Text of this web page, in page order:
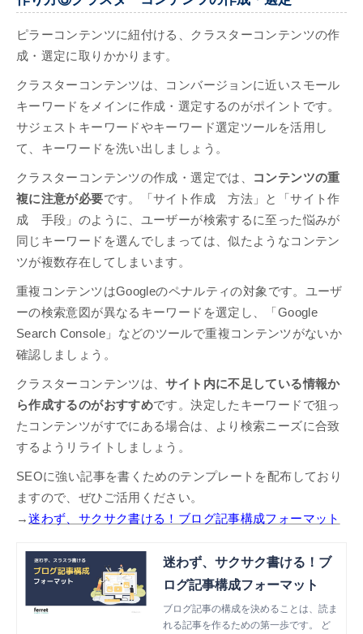
ピラーコンテンツに紐付ける、クラスターコンテンツの作
成・選定に取りかかります。
クラスターコンテンツは、コンバージョンに近いスモール
キーワードをメインに作成・選定するのがポイントです。
サジェストキーワードやキーワード選定ツールを活用し
て、キーワードを洗い出しましょう。
クラスターコンテンツの作成・選定では、
コンテンツの重
複に注意が必要です。「サイト作成 方法」と「サイト作
成 手段」のように、ユーザーが検索するに至った悩みが
同じキーワードを選んでしまっては、似たようなコンテン
ツが複数存在してしまいます。
重複コンテンツはGoogleのペナルティの対象です。ユーザ
ーの検索意図が異なるキーワードを選定し、「Google
Search Console」などのツールで重複コンテンツがないか
確認しましょう。
クラスターコンテンツは、サイト内に不足している情報か
ら作成するのがおすすめです。決定したキーワードで狙っ
たコンテンツがすでにある場合は、より検索ニーズに合致
するようリライトしましょう。
SEOに強い記事を書くためのテンプレートを配布しており
ますので、ぜひご活用ください。
→迷わず、サクサク書ける！ブログ記事構成フォーマット
迷わず、サクサク書ける！ブ
ログ記事構成フォーマット
ブログ記事の構成を決めることは、読ま
れる記事を作るための第一歩です。 ど